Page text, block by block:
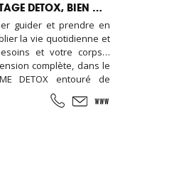
L’OUSTAOU DU LUBERON STAGE DETOX, BIEN ÊTRE
guider et prendre en
la vie quotidienne et
et votre corps…
complète, dans le
DETOX entouré de
naturel et de coachs
sophrologues, prof